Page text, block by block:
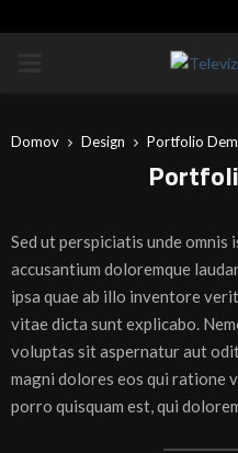
Domov Design Portfolio
Sed ut perspiciatis unde
accusantium doloremque
ipsa quae ab illo inventore
vitae dicta sunt explicabo.
voluptas sit aspernatur aut
magni dolores eos qui ratione
porro quisquam est, qui